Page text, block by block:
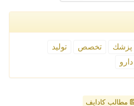
پزشك تخصص
تولید
دارو
مطالب کادایف